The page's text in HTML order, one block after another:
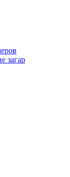
загар